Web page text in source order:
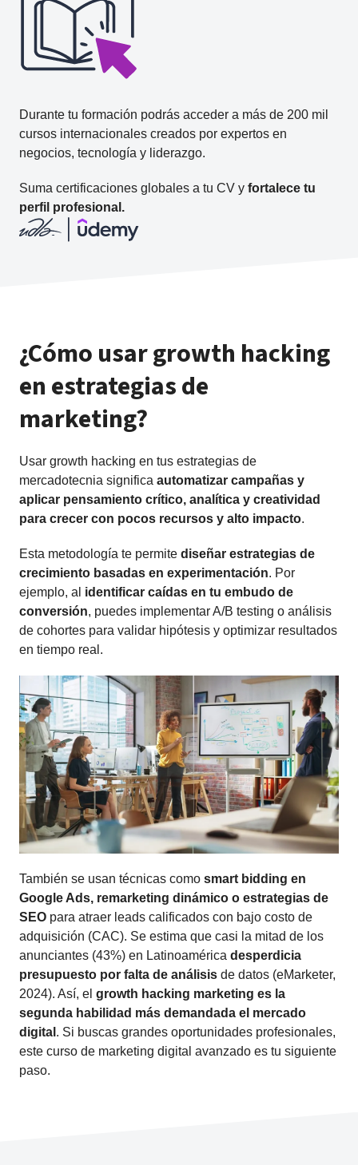
Durante tu formación podrás acceder a más de 200 mil
cursos internacionales creados por expertos en
negocios, tecnología y liderazgo.
Suma certificaciones globales a tu CV y fortalece tu
perfil profesional.
¿Cómo usar growth hacking
en estrategias de
marketing?
Usar growth hacking en tus estrategias de
mercadotecnia significa automatizar campañas y
aplicar pensamiento crítico, analítica y creatividad
para crecer con pocos recursos y alto impacto.
Esta metodología te permite diseñar estrategias de
crecimiento basadas en experimentación. Por
ejemplo, al identificar caídas en tu embudo de
conversión, puedes implementar A/B testing o análisis
de cohortes para validar hipótesis y optimizar resultados
en tiempo real.
También se usan técnicas como smart bidding en
Google Ads, remarketing dinámico o estrategias de
SEO para atraer leads calificados con bajo costo de
adquisición (CAC). Se estima que casi la mitad de los
anunciantes (43%) en Latinoamérica desperdicia
presupuesto por falta de análisis de datos (eMarketer,
2024). Así, el growth hacking marketing es la
segunda habilidad más demandada el mercado
digital . Si buscas grandes oportunidades profesionales,
este curso de marketing digital avanzado es tu siguiente
paso.